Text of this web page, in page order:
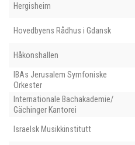
Hergisheim
Hovedbyens Rådhus i Gdansk
Håkonshallen
IBAs Jerusalem Symfoniske
Orkester
Internationale Bachakademie/
Gächinger Kantorei
Israelsk Musikkinstitutt